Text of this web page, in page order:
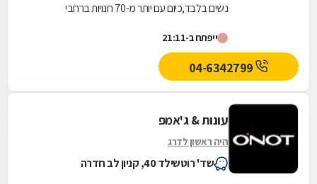
נשים בלבד,כיום עם יותר מ-70 חנויות ברחבי
הנאמן שלה בגדים...
ייפתח ב-21:11
04-6342799
עונות & ג'אמפ
היה ראשון לדרג
שד' רוטשילד 40, קניון לב חדרה